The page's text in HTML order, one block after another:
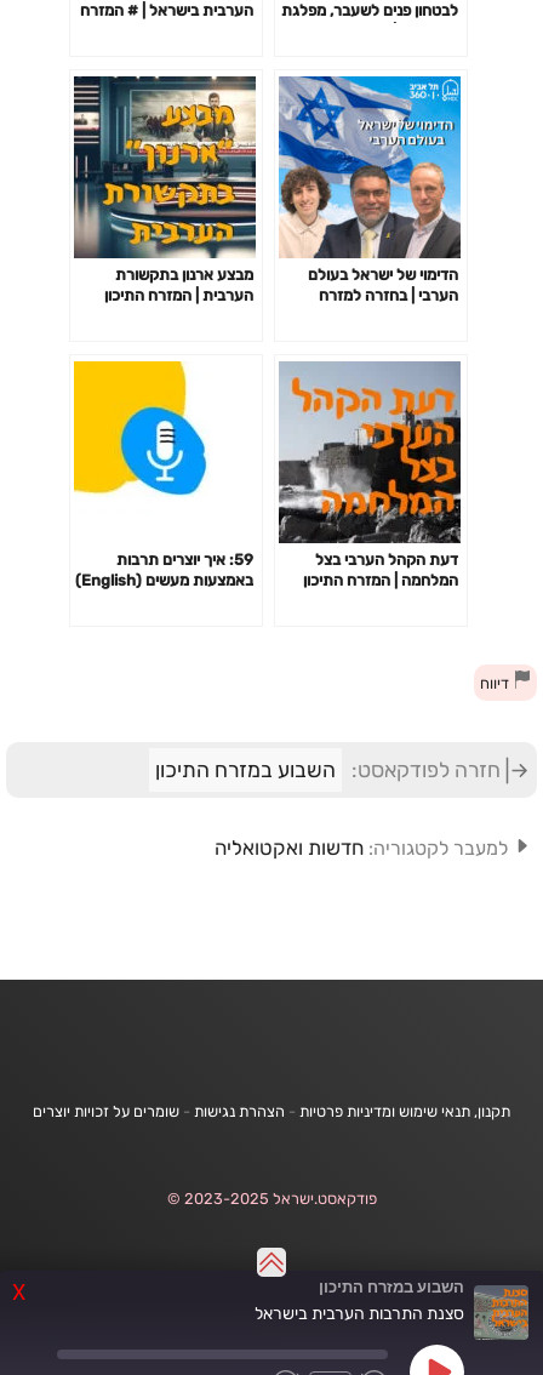
X השבוע במזרח התיכון
סצנת התרבות הערבית בישראל
לבטחון פנים לשעבר, מפלגת
הערבית בישראל | # המזרח
הדימוי של ישראל בעולם
הערבי | בחזרה למזרח
מבצע ארנון בתקשורת
הערבית | המזרח התיכון
דעת הקהל הערבי בצל
המלחמה | המזרח התיכון
59: איך יוצרים תרבות
באמצעות מעשים (English)
דיווח
חזרה לפודקאסט: השבוע במזרח התיכון
למעבר לקטגוריה: חדשות ואקטואליה
תקנון, תנאי שימוש ומדיניות פרטיות - הצהרת נגישות - שומרים על זכויות יוצרים
פודקאסט.ישראל 2023-2025 ©